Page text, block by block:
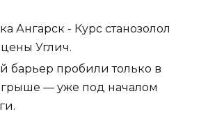
Ангарск - Курс станозолол
Углич.
барьер пробили только в
— уже под началом